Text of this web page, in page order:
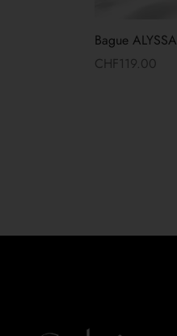
Bague ALYSSA
CHF119.00